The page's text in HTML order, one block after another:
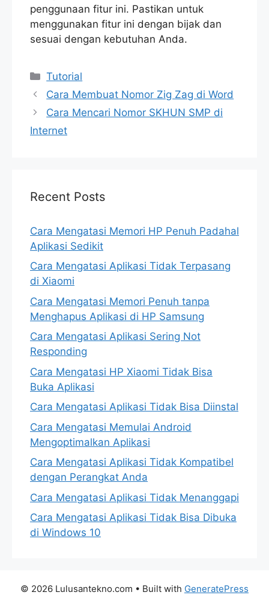
penggunaan fitur ini. Pastikan untuk
menggunakan fitur ini dengan bijak dan
sesuai dengan kebutuhan Anda.
Categories
Tutorial
Cara Membuat Nomor Zig Zag di Word
Cara Mencari Nomor SKHUN SMP di
Internet
Recent Posts
Cara Mengatasi Memori HP Penuh Padahal
Aplikasi Sedikit
Cara Mengatasi Aplikasi Tidak Terpasang
di Xiaomi
Cara Mengatasi Memori Penuh tanpa
Menghapus Aplikasi di HP Samsung
Cara Mengatasi Aplikasi Sering Not
Responding
Cara Mengatasi HP Xiaomi Tidak Bisa
Buka Aplikasi
Cara Mengatasi Aplikasi Tidak Bisa Diinstal
Cara Mengatasi Memulai Android
Mengoptimalkan Aplikasi
Cara Mengatasi Aplikasi Tidak Kompatibel
dengan Perangkat Anda
Cara Mengatasi Aplikasi Tidak Menanggapi
Cara Mengatasi Aplikasi Tidak Bisa Dibuka
di Windows 10
© 2026 Lulusantekno.com • Built with GeneratePress